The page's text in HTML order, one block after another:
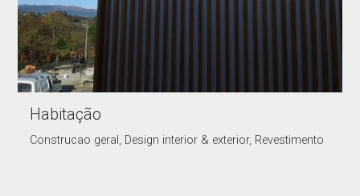
Habitação
Construcao geral, Design interior & exterior, Revestimento